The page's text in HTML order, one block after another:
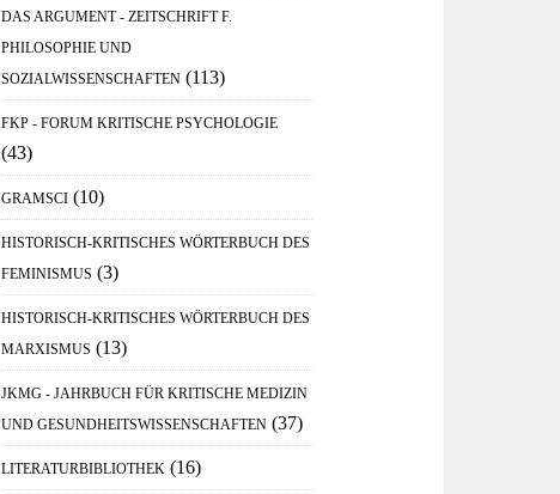
DAS ARGUMENT - ZEITSCHRIFT F.
PHILOSOPHIE UND
SOZIALWISSENSCHAFTEN (113)
FKP - FORUM KRITISCHE PSYCHOLOGIE
(43)
GRAMSCI (10)
HISTORISCH-KRITISCHES WÖRTERBUCH DES
FEMINISMUS (3)
HISTORISCH-KRITISCHES WÖRTERBUCH DES
MARXISMUS (13)
JKMG - JAHRBUCH FÜR KRITISCHE MEDIZIN
UND GESUNDHEITSWISSENSCHAFTEN (37)
LITERATURBIBLIOTHEK (16)